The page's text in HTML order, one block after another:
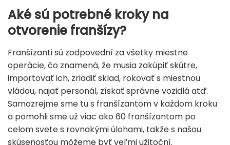
Aké sú potrebné kroky na
otvorenie franšízy?
Franšízanti sú zodpovední za všetky miestne
operácie, čo znamená, že musia zakúpiť skútre,
importovať ich, zriadiť sklad, rokovať s miestnou
vládou, najať personál, získať správne vozidlá atď.
Samozrejme sme tu s franšízantom v každom kroku
a pomohli sme už viac ako 60 franšízantom po
celom svete s rovnakými úlohami, takže s našou
skúsenosťou môžeme byť veľmi užitoční.